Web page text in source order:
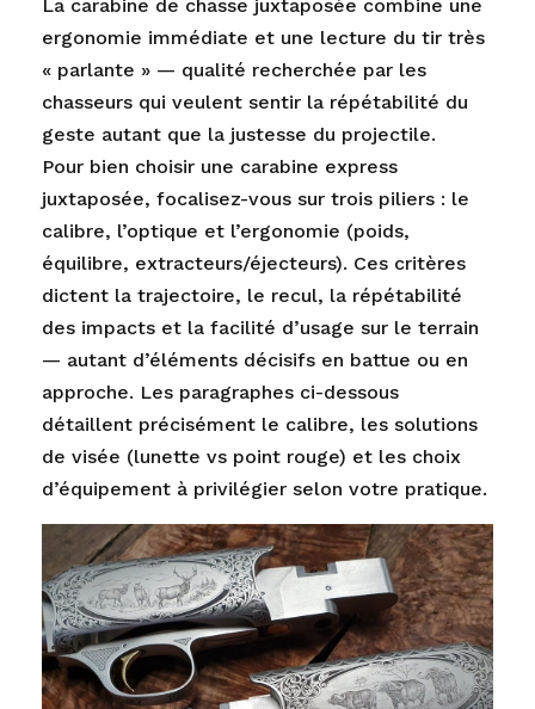
La carabine de chasse juxtaposée combine une
ergonomie immédiate et une lecture du tir très
« parlante » — qualité recherchée par les
chasseurs qui veulent sentir la répétabilité du
geste autant que la justesse du projectile.
Pour bien choisir une carabine express
juxtaposée, focalisez-vous sur trois piliers : le
calibre, l’optique et l’ergonomie (poids,
équilibre, extracteurs/éjecteurs). Ces critères
dictent la trajectoire, le recul, la répétabilité
des impacts et la facilité d’usage sur le terrain
— autant d’éléments décisifs en battue ou en
approche. Les paragraphes ci-dessous
détaillent précisément le calibre, les solutions
de visée (lunette vs point rouge) et les choix
d’équipement à privilégier selon votre pratique.